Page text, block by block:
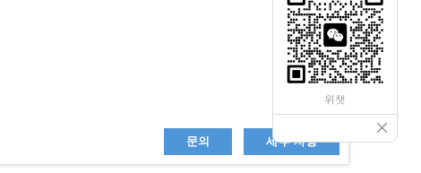
문의 세부 사항
위챗